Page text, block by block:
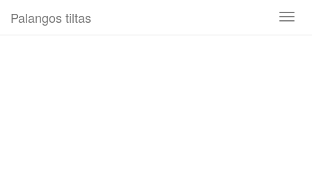
Toggle
Palangos tiltas